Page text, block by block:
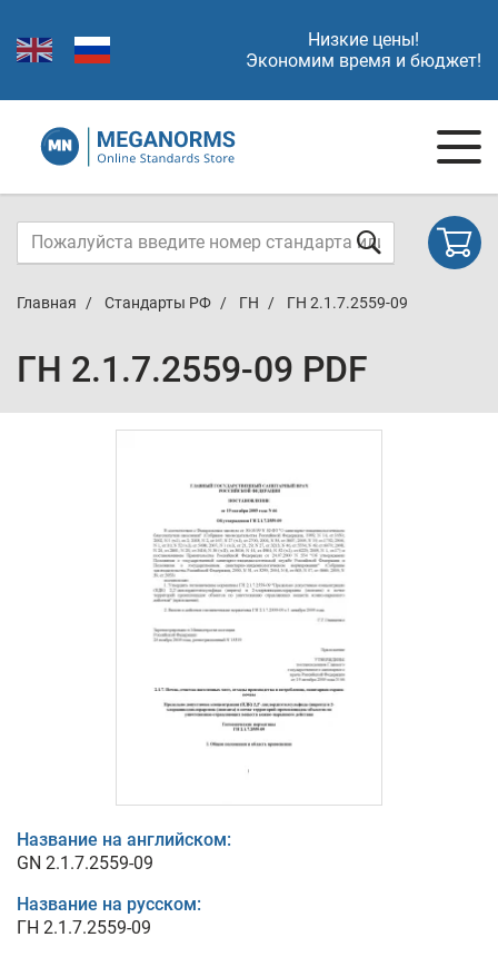
Низкие цены!
Экономим время и бюджет!
Главная Стандарты РФ ГН ГН 2.1.7.2559-09
ГН 2.1.7.2559-09 PDF
Название на английском:
GN 2.1.7.2559-09
Название на русском:
ГН 2.1.7.2559-09